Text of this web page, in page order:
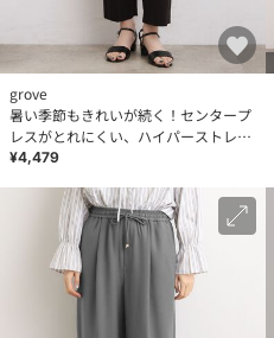
grove
暑い季節もきれいが続く！センタープ
レスがとれにくい、ハイパーストレッ
チテーパードパンツ
¥4,479